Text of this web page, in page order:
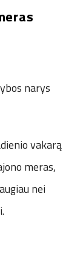
narys
vakarą
meras,
nei